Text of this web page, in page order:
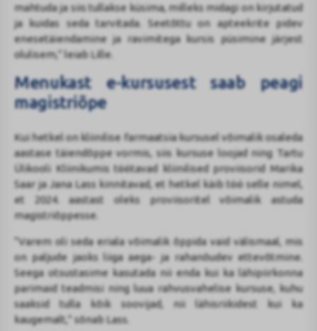
mahtuda ja siis tullakse küsima, milleks midagi on kirjutatud
ja kuidas seda tarvitada. Seetõttu on apteekrite pidev
enesetäiendamine ja ravimitega kursis püsimine järjest
olulisem,” leiab Lille.
Menukast e-kursusest saab peagi
magistriõpe
Kui hetkel on kliinilise farmaatsia kursusel võimalik osaleda
aastase täiendõppe vormis, siis kursuse loojad ning Tartu
Ülikooli Kliinikumis töötavad kliinilised proviisorid Marika
Saar ja Jana Lass kinnitavad, et hetkel käib töö selle nimel,
et 2024. aastast oleks proviisoritel võimalik astuda
magistriõppesse.
“Varem oli seda eriala võimalik õppida vaid välismaal, mis
on paljude jaoks liiga aega- ja rahanõudev ettevõtmine.
Seega otsustasime kasutada nii enda kui ka lähipiirkonna
parimaid teadmisi ning luua rahvusvahelise kursuse, kuhu
saaksid tulla kõik soovijad, nii lähisriikidest kui ka
kaugemalt,” sõnab Lass.